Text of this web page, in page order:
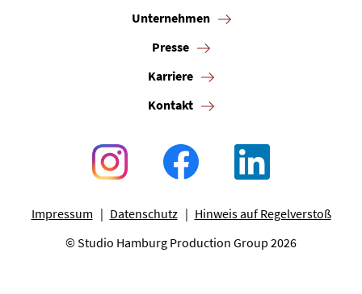
Unternehmen
Presse
Karriere
Kontakt
Impressum Datenschutz
Hinweis auf Regelverstoß
© Studio Hamburg Production Group 2026